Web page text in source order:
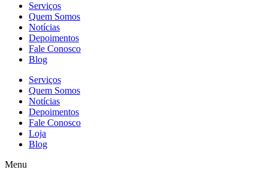
Serviços
Quem Somos
Notícias
Depoimentos
Fale Conosco
Blog
Serviços
Quem Somos
Notícias
Depoimentos
Fale Conosco
Loja
Blog
Menu